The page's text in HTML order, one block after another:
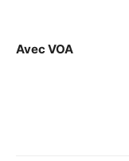
Avec VOA